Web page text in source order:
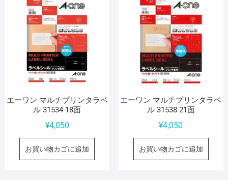
エーワン マルチプリンタラベ
ル 31534 18面
¥4,050
お買い物カゴに追加
エーワン マルチプリンタラベ
ル 31538 21面
¥4,050
お買い物カゴに追加